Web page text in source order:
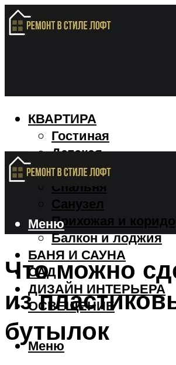
КВАРТИРА
Гостиная
Детская
Кухня
Спальня
Санузел
Прихожая и
Балкон и лоджия
БАНЯ И САУНА
САД
ДИЗАЙН ИНТЕРЬЕРА
ОСВЕЩЕНИЕ
Меню
Меню
Что можно
из
бутылок